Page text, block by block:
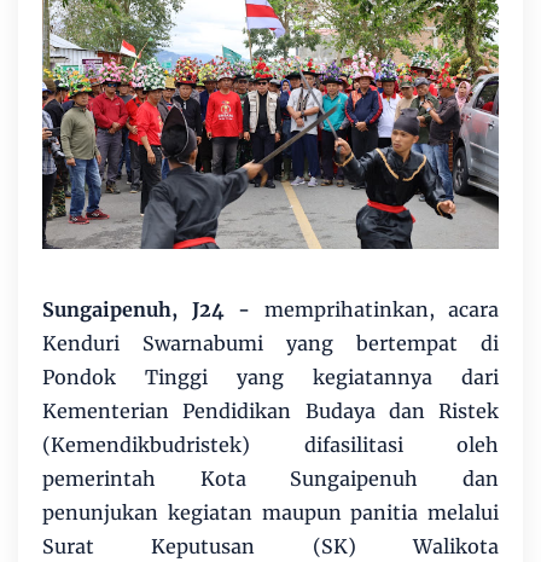
Sungaipenuh, J24 - memprihatinkan, acara
Kenduri Swarnabumi yang bertempat di
Pondok Tinggi yang kegiatannya dari
Kementerian Pendidikan Budaya dan Ristek
(Kemendikbudristek) difasilitasi oleh
pemerintah Kota Sungaipenuh dan
penunjukan kegiatan maupun panitia melalui
Surat Keputusan (SK) Walikota